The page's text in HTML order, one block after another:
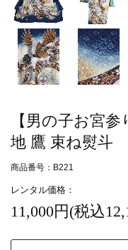
【男の子お宮
地 鷹 束ね熨斗
商品番号：B221
レンタル価格：
11,000円(税込